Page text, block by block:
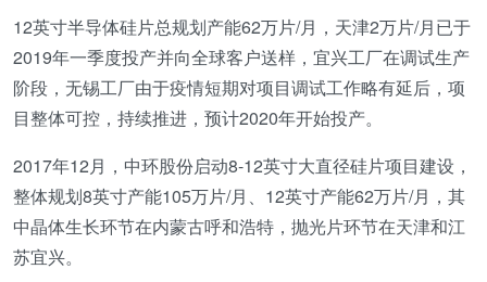
12英寸半导体硅片总规划产能62万片/月，天津2万片/月已于
2019年一季度投产并向全球客户送样，宜兴工厂在调试生产
阶段，无锡工厂由于疫情短期对项目调试工作略有延后，项
目整体可控，持续推进，预计2020年开始投产。
2017年12月，中环股份启动8-12英寸大直径硅片项目建设，
整体规划8英寸产能105万片/月、12英寸产能62万片/月，其
中晶体生长环节在内蒙古呼和浩特，抛光片环节在天津和江
苏宜兴。